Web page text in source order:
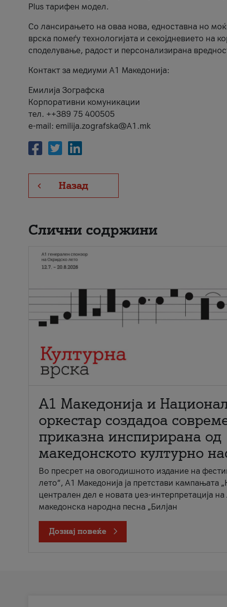
Plus тарифен модел.
Со лансирањето на оваа нова, едноставна но
врска помеѓу технологијата и секојдневието на
споделување, радост и персонализирана
Контакт за медиуми А1 Македонија:
Емилија Зографска
Корпоративни комуникации
тел. ++389 75 400505
e-mail: emilija.zografska@A1.mk
Назад
Слични содржини
А1 Македонија и
оркестар создадоа
приказна инспирирана од
македонското културно
Во пресрет на овогодишното издание на
лето“, А1 Македонија ја претстави кампањата
централен дел е новата џез-интерпретација на
македонска народна песна „Билјан
Дознај повеќе